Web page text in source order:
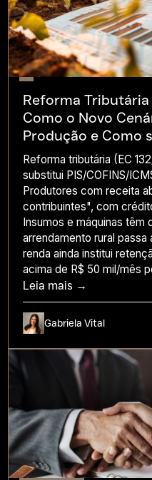
Reforma
Como o Novo
Produção e Como
Reforma tributária (EC
substitui PIS/COFINS/
Produtores com receita
contribuintes", com
Insumos e máquinas têm
arrendamento rural
renda ainda institui
acima de R$ 50 mil/mês
Leia mais →
Gabriela Vital